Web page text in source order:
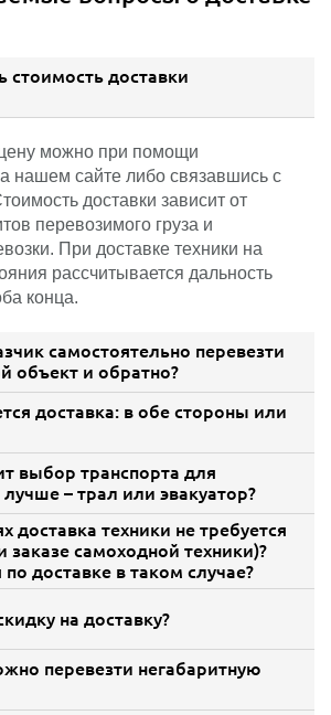
стоимость доставки
можно при помощи
нашем сайте либо связавшись с
доставки зависит от
перевозимого груза и
При доставке техники на
рассчитывается дальность
конца.
самостоятельно перевезти
объект и обратно?
доставка: в обе стороны или
выбор транспорта для
– трал или эвакуатор?
доставка техники не требуется
заказе самоходной техники)?
доставке в таком случае?
на доставку?
перевезти негабаритную